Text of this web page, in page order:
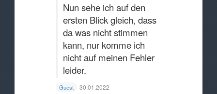
Nun sehe ich auf den
ersten Blick gleich, dass
da was nicht stimmen
kann, nur komme ich
nicht auf meinen Fehler
leider.
Guest 30.01.2022